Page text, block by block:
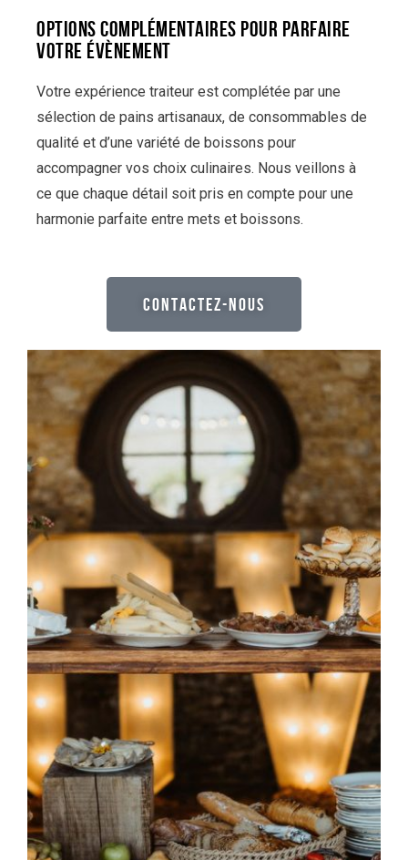
OPTIONS COMPLÉMENTAIRES POUR PARFAIRE
VOTRE ÉVÈNEMENT
Votre expérience traiteur est complétée par une
sélection de pains artisanaux, de consommables de
qualité et d’une variété de boissons pour
accompagner vos choix culinaires. Nous veillons à
ce que chaque détail soit pris en compte pour une
harmonie parfaite entre mets et boissons.
CONTACTEZ-NOUS